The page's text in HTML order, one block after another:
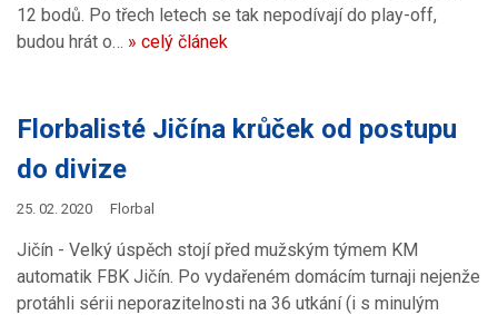
12 bodů. Po třech letech se tak nepodívají do play-off,
budou hrát o… » celý článek
Florbalisté Jičína krůček od postupu
do divize
25. 02. 2020 Florbal
Jičín - Velký úspěch stojí před mužským týmem KM
automatik FBK Jičín. Po vydařeném domácím turnaji nejenže
protáhli sérii neporazitelnosti na 36 utkání (i s minulým